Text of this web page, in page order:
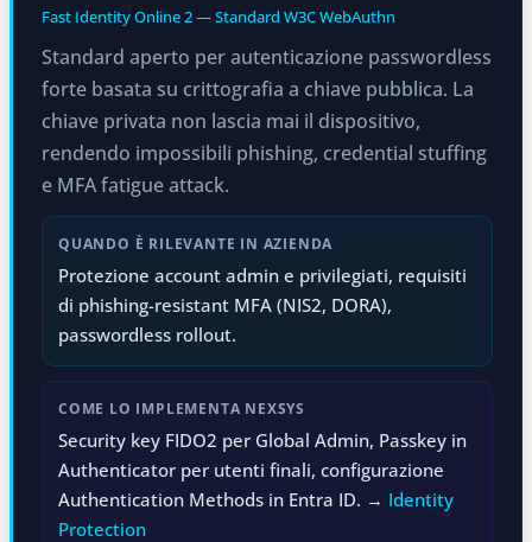
Fast Identity Online 2 — Standard W3C WebAuthn
Standard aperto per autenticazione passwordless
forte basata su crittografia a chiave pubblica. La
chiave privata non lascia mai il dispositivo,
rendendo impossibili phishing, credential stuffing
e MFA fatigue attack.
QUANDO È RILEVANTE IN AZIENDA
Protezione account admin e privilegiati, requisiti
di phishing-resistant MFA (NIS2, DORA),
passwordless rollout.
COME LO IMPLEMENTA NEXSYS
Security key FIDO2 per Global Admin, Passkey in
Authenticator per utenti finali, configurazione
Authentication Methods in Entra ID. → Identity
Protection